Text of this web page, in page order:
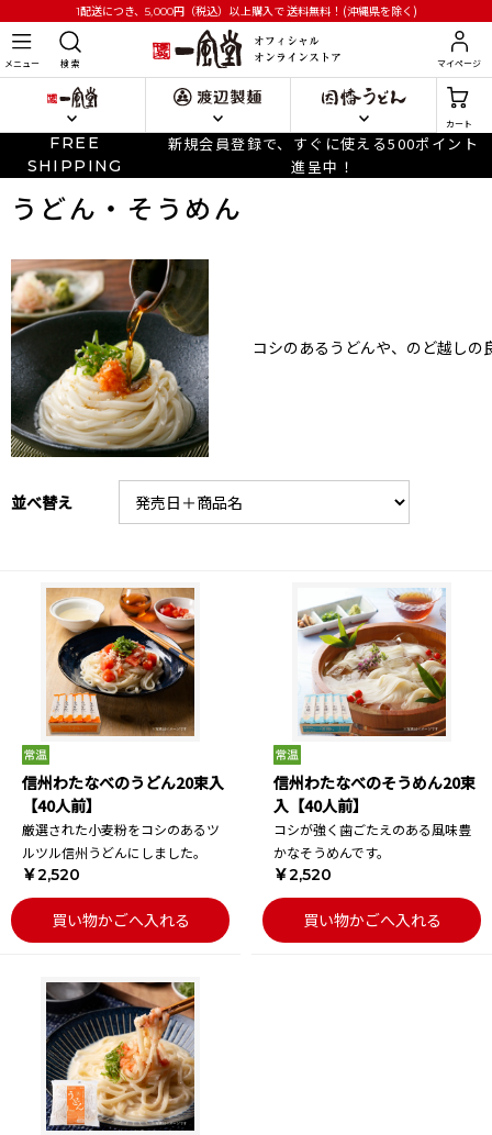
1配送につき、5,000円 （税込）以上購入で送料無料！(沖縄県を除く)
メニュー 検 索 マイページ
カート
FREE
SHIPPING
新規会員登録で、すぐに使える500ポイント
進呈中！
うどん・そうめん
コシのあるうどんや、のど越し
並べ替え
信州わたなべのうどん20束入
【40人前】
厳選された小麦粉をコシのあるツ
ルツル信州うどんにしました。
￥2,520
買い物かごへ入れる
信州わたなべのそうめん20束
入【40人前】
コシが強く歯ごたえのある風味豊
かなそうめんです。
￥2,520
買い物かごへ入れる